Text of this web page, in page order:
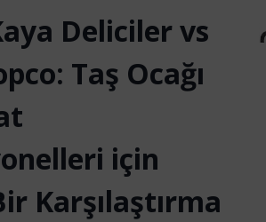
Deliciler vs
Taş Ocağı
için
Karşılaştırma